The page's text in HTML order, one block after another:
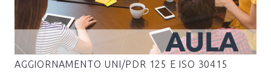
AGGIORNAMENTO UNI/PDR 125 E ISO 30415